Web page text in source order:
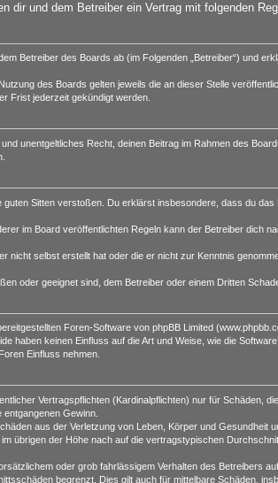
dir und dem Betreiber ein Vertrag mit folgenden
Betreiber des Boards ab (im Folgenden „Betreiber“) und
des Boards gelten jeweils die an dieser Stelle
Frist jederzeit gekündigt werden.
unentgeltliches Recht, deinen Beitrag im Rahmen des
Sitten verstoßen. Du erklärst insbesondere, dass du das
im Board veröffentlichten Regeln kann der Betreiber dich
nicht selbst erstellt hat oder die er nicht zur Kenntnis
oder geeignet sind, dem Betreiber oder einem Dritten
Foren-Software von phpBB Limited
haben keinen Einfluss auf die Art und Weise, wie die
Einfluss nehmen.
Vertragspflichten (Kardinalpflichten) nur für Schäden,
Gewinn.
aus der Verletzung von Leben, Körper und Gesundheit
übrigen der Höhe nach auf die vertragstypischen
oder grob fahrlässigem Verhalten des Betreibers
begrenzt. Dies gilt auch für mittelbare Schäden,